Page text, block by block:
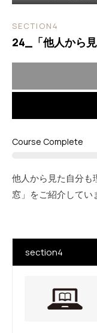
SECTION4
24_「他人から
Course Complete
他人から見た自分も
窓」をご紹介してい
section4